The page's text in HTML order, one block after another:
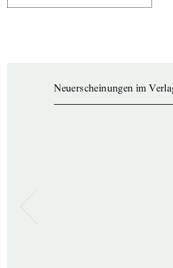
Neuerscheinungen im